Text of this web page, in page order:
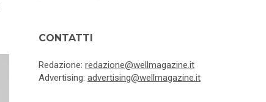
CONTATTI
Redazione: redazione@wellmagazine.it
Advertising: advertising@wellmagazine.it